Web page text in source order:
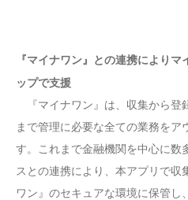
『マイナワン』との連携により
ップで支援
『マイナワン』は、収集から登
まで管理に必要な全ての業務をア
す。これまで金融機関を中心に数
スとの連携により、本アプリで収
ワン』のセキュアな環境に保管